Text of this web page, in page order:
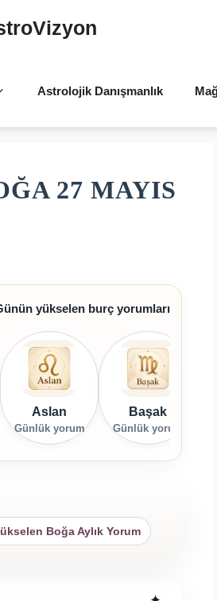
Astrolojik Danışmanlık
27 MAYIS
yükselen burç yorumları
Aslan
Günlük yorum
Başak
Günlük yorum
Boğa Aylık Yorum